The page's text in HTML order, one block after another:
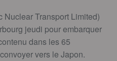
Transport Limited)
jeudi pour embarquer
dans les 65
vers le Japon.